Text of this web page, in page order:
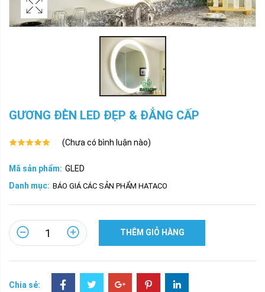
GƯƠNG ĐÈN LED ĐẸP & ĐẲNG CẤP
(Chưa có bình luận nào)
Mã sản phẩm: GLED
Danh mục: BÁO GIÁ CÁC SẢN PHẨM HATACO
THÊM GIỎ HÀNG
Chia sẻ: